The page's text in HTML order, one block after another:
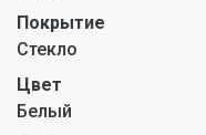
Покрытие
Стекло
Цвет
Белый